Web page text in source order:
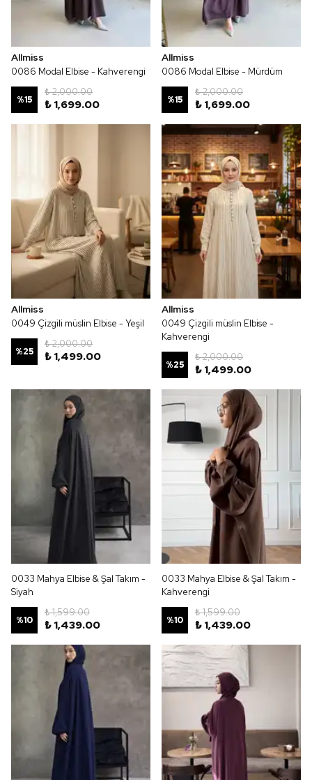
Allmiss
0086 Modal Elbise - Kahverengi
%15
₺ 2,000.00
₺ 1,699.00
Allmiss
0086 Modal Elbise - Mürdüm
%15
₺ 2,000.00
₺ 1,699.00
Allmiss
0049 Çizgili müslin Elbise - Yeşil
%25
₺ 2,000.00
₺ 1,499.00
Allmiss
0049 Çizgili müslin Elbise -
Kahverengi
%25
₺ 2,000.00
₺ 1,499.00
0033 Mahya Elbise & Şal Takım -
Siyah
%10
₺ 1,599.00
₺ 1,439.00
0033 Mahya Elbise & Şal Takım -
Kahverengi
%10
₺ 1,599.00
₺ 1,439.00